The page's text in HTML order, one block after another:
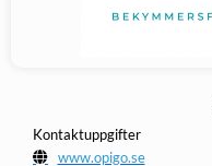
Kontaktuppgifter
www.opigo.se